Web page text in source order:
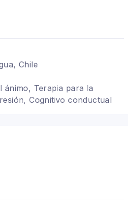
Chile
ánimo, Terapia para la
Cognitivo conductual